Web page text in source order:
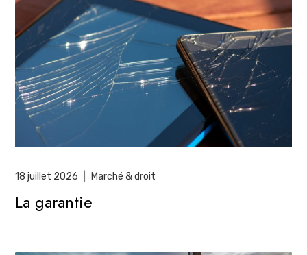
18 juillet 2026 Marché & droit
La garantie